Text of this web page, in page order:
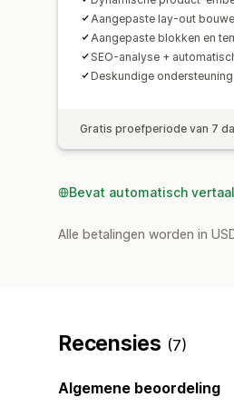
Aangepaste lay-out
Aangepaste blokken en
SEO-analyse +
Deskundige
Gratis proefperiode van 7
Bevat automatisch
Alle betalingen worden in
Recensies (7)
Algemene beoordeling